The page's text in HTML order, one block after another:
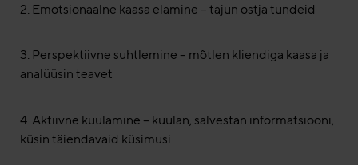
2. Emotsionaalne kaasa elamine – tajun ostja tundeid
3. Perspektiivne suhtlemine – mõtlen kliendiga kaasa ja
analüüsin teavet
4. Aktiivne kuulamine – kuulan, salvestan informatsiooni,
küsin täiendavaid küsimusi